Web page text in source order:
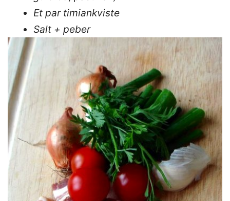
Et par timiankviste
Salt + peber